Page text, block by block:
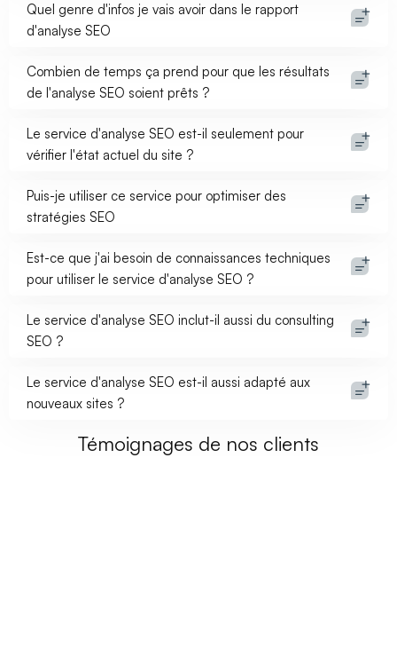
Quel genre d'infos je vais avoir dans le rapport
d'analyse SEO
Combien de temps ça prend pour que les résultats
de l'analyse SEO soient prêts ?
Le service d'analyse SEO est-il seulement pour
vérifier l'état actuel du site ?
Puis-je utiliser ce service pour optimiser des
stratégies SEO
Est-ce que j'ai besoin de connaissances techniques
pour utiliser le service d'analyse SEO ?
Le service d'analyse SEO inclut-il aussi du consulting
SEO ?
Le service d'analyse SEO est-il aussi adapté aux
nouveaux sites ?
Témoignages de nos clients